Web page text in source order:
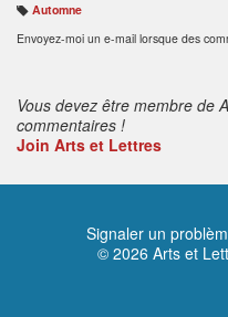
B
ali
s
Automne
Envoyez-moi un e-mail lorsque des
Vous devez être membre de
commentaires !
Join Arts et Lettres
Signaler un
© 2026 Arts et